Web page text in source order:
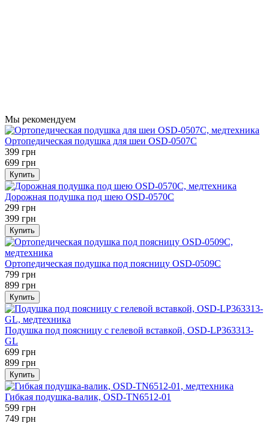
Мы рекомендуем
Ортопедическая подушка для шеи OSD-0507C
399 грн
699 грн
Купить
Дорожная подушка под шею OSD-0570C
299 грн
399 грн
Купить
Ортопедическая подушка под поясницу OSD-0509C
799 грн
899 грн
Купить
Подушка под поясницу с гелевой вставкой, OSD-LP363313-
GL
699 грн
899 грн
Купить
Гибкая подушка-валик, OSD-TN6512-01
599 грн
749 грн